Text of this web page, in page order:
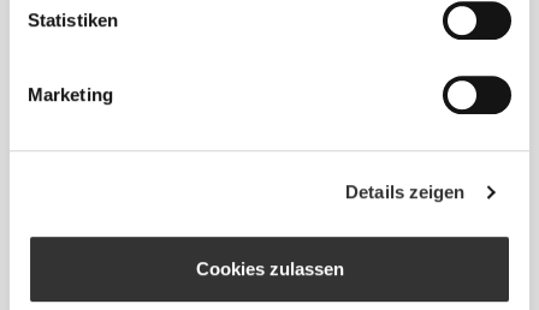
Statistiken
Marketing
Details zeigen
Cookies zulassen
Eng